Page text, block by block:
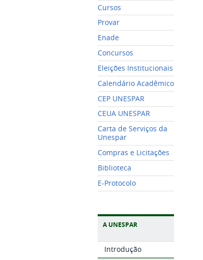
Cursos
Provar
Enade
Concursos
Eleições Institucionais
Calendário Acadêmico
CEP UNESPAR
CEUA UNESPAR
Carta de Serviços da
Unespar
Compras e Licitações
Biblioteca
E-Protocolo
A UNESPAR
Introdução